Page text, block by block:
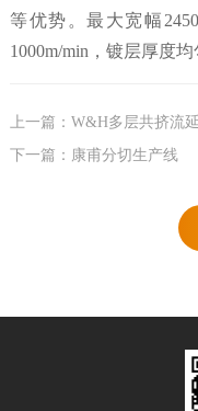
等优势。最大宽幅
1000m/min，镀层厚度均
上一篇：W&H多层共挤流
下一篇：康甫分切生产线